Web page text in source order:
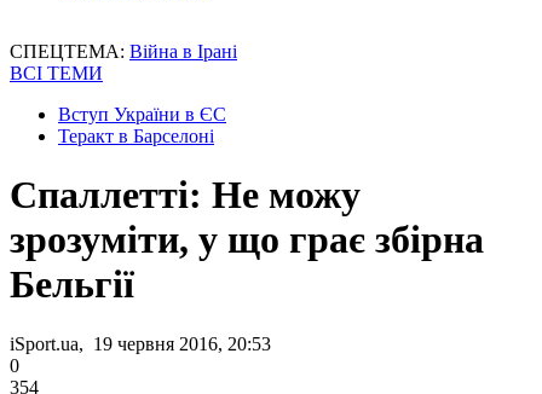
СПЕЦТЕМА: Війна в Ірані
ВСІ ТЕМИ
Вступ України в ЄС
Теракт в Барселоні
Спаллетті: Не можу
зрозуміти, у що грає збірна
Бельгії
iSport.ua, 19 червня 2016, 20:53
0
354